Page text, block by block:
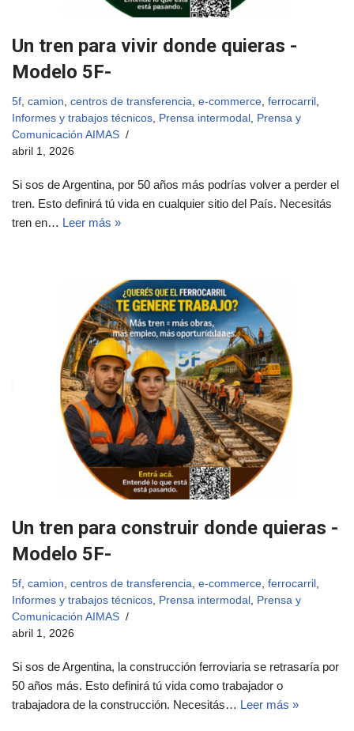
Un tren para vivir donde quieras -
Modelo 5F-
5f camion centros de transferencia e-commerce ferrocarril
Informes y trabajos técnicos Prensa intermodal Prensa y
Comunicación AIMAS
abril 1, 2026
Si sos de Argentina, por 50 años más podrías volver a perder el
tren. Esto definirá tú vida en cualquier sitio del País. Necesitás
tren en… Leer más »
Un tren para construir donde quieras -
Modelo 5F-
5f, camion, centros de transferencia, e-commerce, ferrocarril ,
Informes y trabajos técnicos, Prensa intermodal , Prensa y
Comunicación AIMAS
abril 1, 2026
Si sos de Argentina, la construcción ferroviaria se retrasaría por
50 años más. Esto definirá tú vida como trabajador o
trabajadora de la construcción. Necesitás… Leer más »